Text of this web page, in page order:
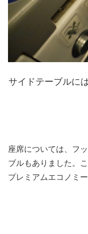
サイドテーブルに
座席については、フ
ブルもありました。
プレミアムエコノミ